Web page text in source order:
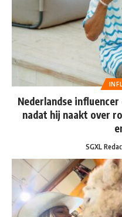
Nederlandse
nadat hij naakt over
SGXL